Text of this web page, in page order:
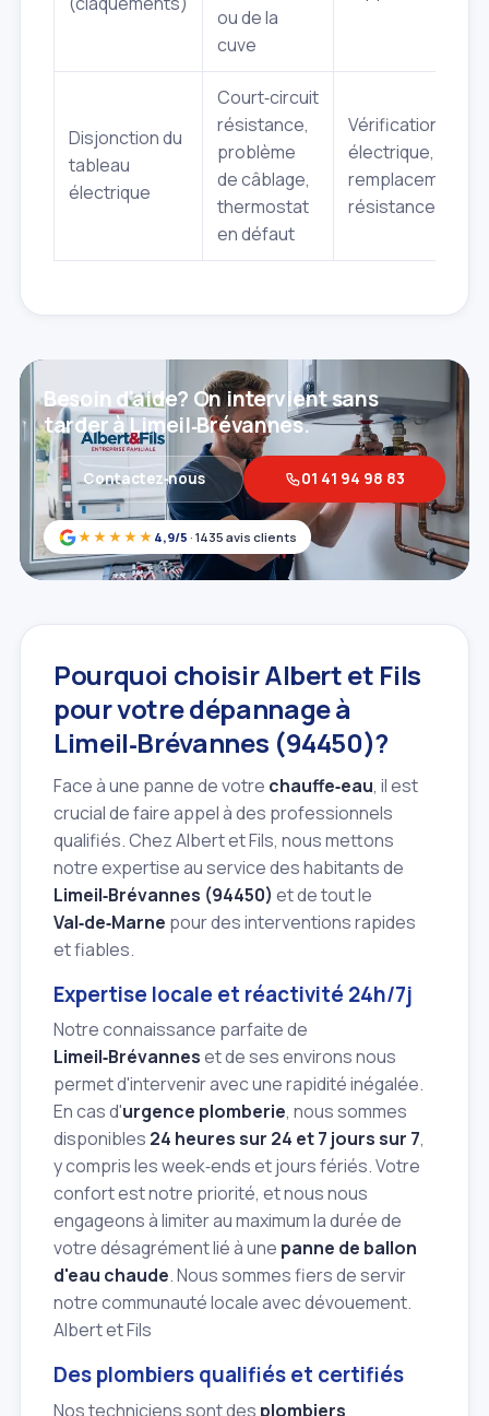
ou de la
cuve
Disjonction du
tableau
électrique
Court‑circuit
résistance,
problème
de câblage,
thermostat
en défaut
Vérification
électrique,
remplacement
résistance/
★★★★★ 4,9/5 · 1435 avis clients
Besoin d'aide? On intervient sans
tarder à Limeil‑Brévannes.
Contactez‑nous 01 41 94 98 83
Pourquoi choisir Albert et Fils
pour votre dépannage à
Limeil‑Brévannes (94450)?
Face à une panne de votre chauffe‑eau, il est
crucial de faire appel à des professionnels
qualifiés. Chez Albert et Fils, nous mettons
notre expertise au service des habitants de
Limeil‑Brévannes (94450) et de tout le
Val‑de‑Marne pour des interventions rapides
et fiables.
Expertise locale et réactivité 24h/7j
Notre connaissance parfaite de
Limeil‑Brévanneset de ses environs nous
permet d'intervenir avec une rapidité inégalée.
En cas d'urgence plomberie, nous sommes
disponibles 24 heures sur 24 et 7 jours sur 7,
y compris les week‑ends et jours fériés. Votre
confort est notre priorité, et nous nous
engageons à limiter au maximum la durée de
votre désagrément lié à une panne de ballon
d'eau chaude. Nous sommes fiers de servir
notre communauté locale avec dévouement.
Albert et Fils
Des plombiers qualifiés et certifiés
Nos techniciens sont des plombiers